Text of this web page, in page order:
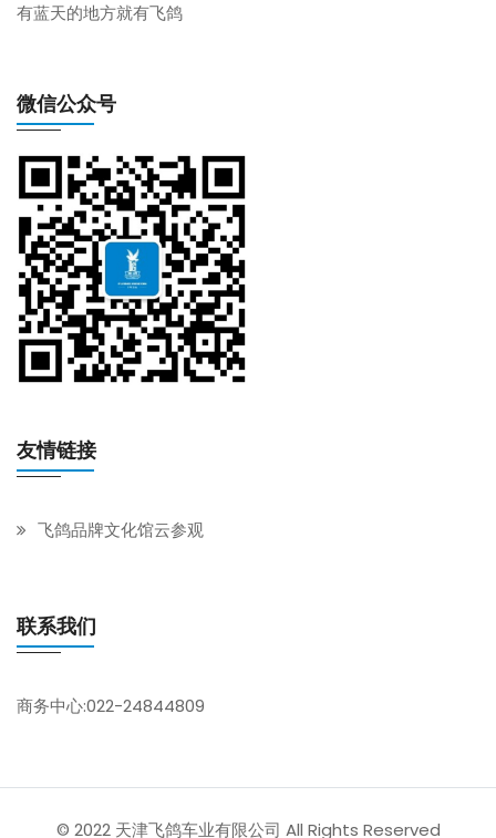
有蓝天的地方就有飞鸽
微信公众号
友情链接
飞鸽品牌文化馆云参观
联系我们
商务中心:022-24844809
© 2022 天津飞鸽车业有限公司 All Rights Reserved